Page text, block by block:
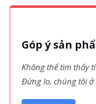
Góp ý sản
Không thể tìm thấy
Đừng lo, chúng tôi